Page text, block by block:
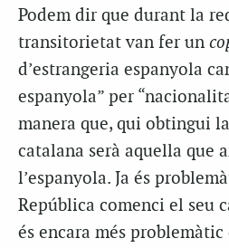
Podem dir que durant la
transitorietat van fer un
d’estrangeria espanyola
espanyola” per
manera que, qui obtingui
catalana serà aquella que
l’espanyola. Ja és
República comenci el seu
és encara més problemàtic